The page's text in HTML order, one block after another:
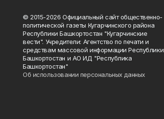
© 2015-2026 Официальный сайт общественно-
политической газеты Кугарчинского района
Республики Башкортостан "Кугарчинские
вести". Учредители: Агентство по печати и
средствам массовой информации Республики
Башкортостан и АО ИД "Республика
Башкортостан"
Об использовании персональных данных